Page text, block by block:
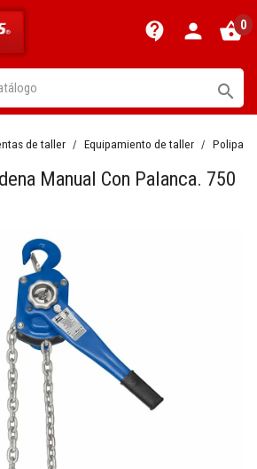
contact_support person shopping_basket0

de taller Equipamiento de taller
Manual Con Palanca. 750